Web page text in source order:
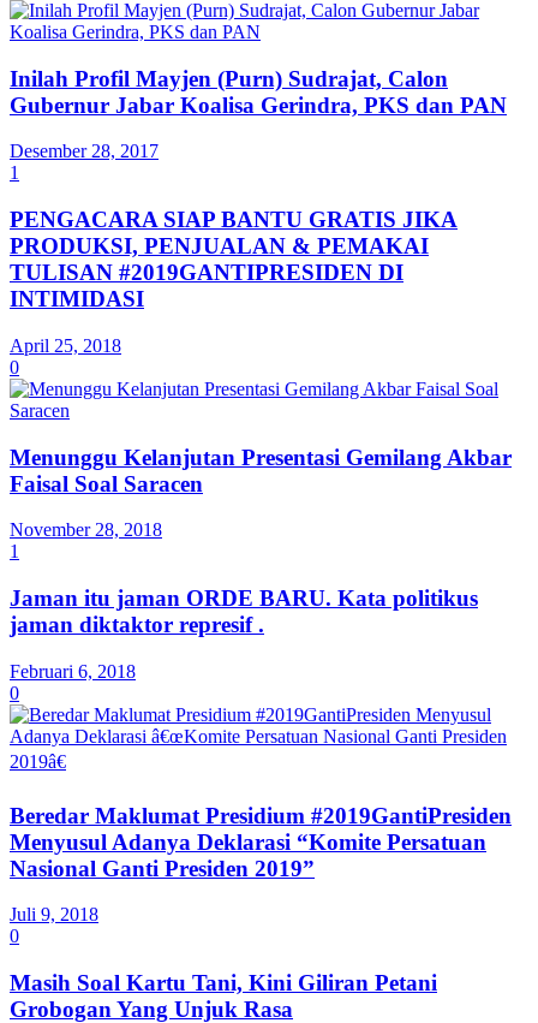
Inilah Profil Mayjen (Purn) Sudrajat, Calon
Gubernur Jabar Koalisa Gerindra, PKS dan PAN
Desember 28, 2017
1
PENGACARA SIAP BANTU GRATIS JIKA
PRODUKSI, PENJUALAN & PEMAKAI
TULISAN #2019GANTIPRESIDEN DI
INTIMIDASI
April 25, 2018
0
Menunggu Kelanjutan Presentasi Gemilang Akbar
Faisal Soal Saracen
November 28, 2018
1
Jaman itu jaman ORDE BARU. Kata politikus
jaman diktaktor represif .
Februari 6, 2018
0
Beredar Maklumat Presidium #2019GantiPresiden
Menyusul Adanya Deklarasi “Komite Persatuan
Nasional Ganti Presiden 2019”
Juli 9, 2018
0
Masih Soal Kartu Tani, Kini Giliran Petani
Grobogan Yang Unjuk Rasa